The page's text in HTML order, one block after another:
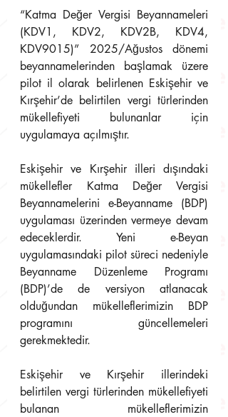
“Katma Değer Vergisi Beyannameleri
(KDV1, KDV2, KDV2B, KDV4,
KDV9015)” 2025/Ağustos dönemi
beyannamelerinden başlamak üzere
pilot il olarak belirlenen Eskişehir ve
Kırşehir’de belirtilen vergi türlerinden
mükellefiyeti bulunanlar için
uygulamaya açılmıştır.
Eskişehir ve Kırşehir illeri dışındaki
mükellefler Katma Değer Vergisi
Beyannamelerini e-Beyanname (BDP)
uygulaması üzerinden vermeye devam
edeceklerdir. Yeni e-Beyan
uygulamasındaki pilot süreci nedeniyle
Beyanname Düzenleme Programı
(BDP)’de de versiyon atlanacak
olduğundan mükelleflerimizin BDP
programını güncellemeleri
gerekmektedir.
Eskişehir ve Kırşehir illerindeki
belirtilen vergi türlerinden mükellefiyeti
bulanan mükelleflerimizin